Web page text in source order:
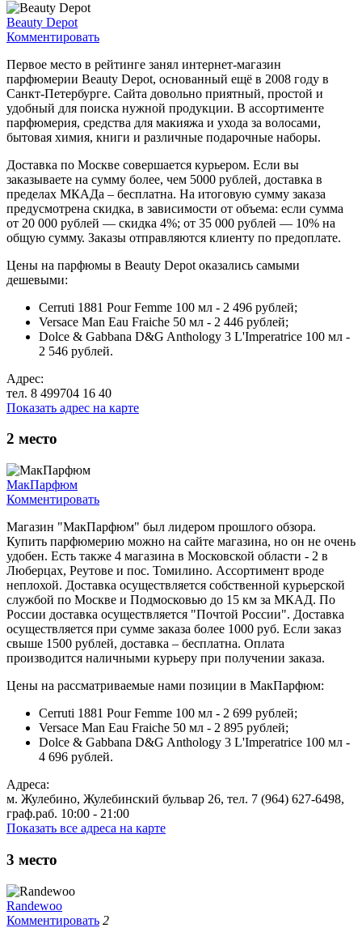
Beauty Depot
Комментировать
Первое место в рейтинге занял интернет-магазин
парфюмерии Beauty Depot, основанный ещё в 2008 году в
Санкт-Петербурге. Сайта довольно приятный, простой и
удобный для поиска нужной продукции. В ассортименте
парфюмерия, средства для макияжа и ухода за волосами,
бытовая химия, книги и различные подарочные наборы.
Доставка по Москве совершается курьером. Если вы
заказываете на сумму более, чем 5000 рублей, доставка в
пределах МКАДа – бесплатна. На итоговую сумму заказа
предусмотрена скидка, в зависимости от объема: если сумма
от 20 000 рублей — скидка 4%; от 35 000 рублей — 10% на
общую сумму. Заказы отправляются клиенту по предоплате.
Цены на парфюмы в Beauty Depot оказались самыми
дешевыми:
Cerruti 1881 Pour Femme 100 мл - 2 496 рублей;
Versace Man Eau Fraiche 50 мл - 2 446 рублей;
Dolce & Gabbana D&G Anthology 3 L'Imperatrice 100 мл -
2 546 рублей.
Адрес:
тел. 8 499704 16 40
Показать адрес на карте
2 место
МакПарфюм
Комментировать
Магазин "МакПарфюм" был лидером прошлого обзора.
Купить парфюмерию можно на сайте магазина, но он не очень
удобен. Есть также 4 магазина в Московской области - 2 в
Люберцах, Реутове и пос. Томилино. Ассортимент вроде
неплохой. Доставка осуществляется собственной курьерской
службой по Москве и Подмосковью до 15 км за МКАД. По
России доставка осуществляется "Почтой России". Доставка
осуществляется при сумме заказа более 1000 руб. Если заказ
свыше 1500 рублей, доставка – бесплатна. Оплата
производится наличными курьеру при получении заказа.
Цены на рассматриваемые нами позиции в МакПарфюм:
Cerruti 1881 Pour Femme 100 мл - 2 699 рублей;
Versace Man Eau Fraiche 50 мл - 2 895 рублей;
Dolce & Gabbana D&G Anthology 3 L'Imperatrice 100 мл -
4 696 рублей.
Адреса:
м. Жулебино, Жулебинский бульвар 26, тел. 7 (964) 627-6498,
граф.раб. 10:00 - 21:00
Показать все адреса на карте
3 место
Randewoo
Комментировать 2